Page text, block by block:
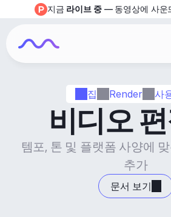
집 Render 사
비디오
템포, 톤 및 플랫폼 사양에
추가
문서 보기
지금 라이브 중 — 동영상에 사운